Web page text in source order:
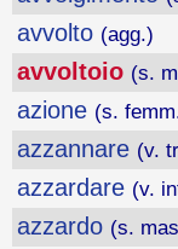
avvolto (agg.)
avvoltoio (s.
azione (s.
azzannare (v.
azzardare (v.
azzardo (s.